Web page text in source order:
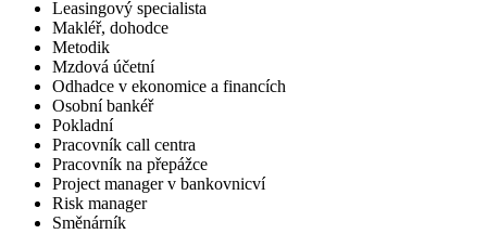
Leasingový specialista
Makléř, dohodce
Metodik
Mzdová účetní
Odhadce v ekonomice a financích
Osobní bankéř
Pokladní
Pracovník call centra
Pracovník na přepážce
Project manager v bankovnicví
Risk manager
Směnárník